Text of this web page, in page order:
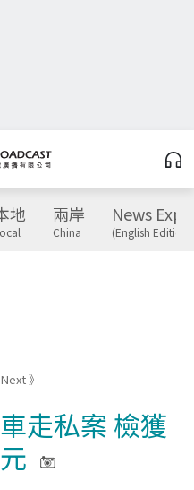
地 兩岸
China
News
(English Edition)
》
走私案 檢獲